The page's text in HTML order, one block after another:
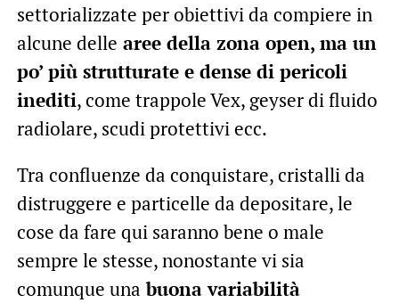
settorializzate per obiettivi da compiere in
alcune delle aree della zona open, ma un
po’ più strutturate e dense di pericoli
inediti, come trappole Vex, geyser di fluido
radiolare, scudi protettivi ecc.
Tra confluenze da conquistare, cristalli da
distruggere e particelle da depositare, le
cose da fare qui saranno bene o male
sempre le stesse, nonostante vi sia
comunque una buona variabilità